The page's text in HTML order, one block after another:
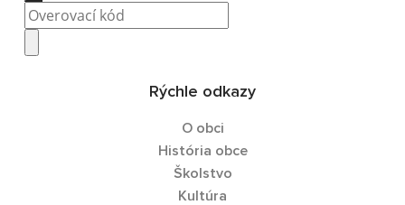
Rýchle odkazy
O obci
História obce
Školstvo
Kultúra